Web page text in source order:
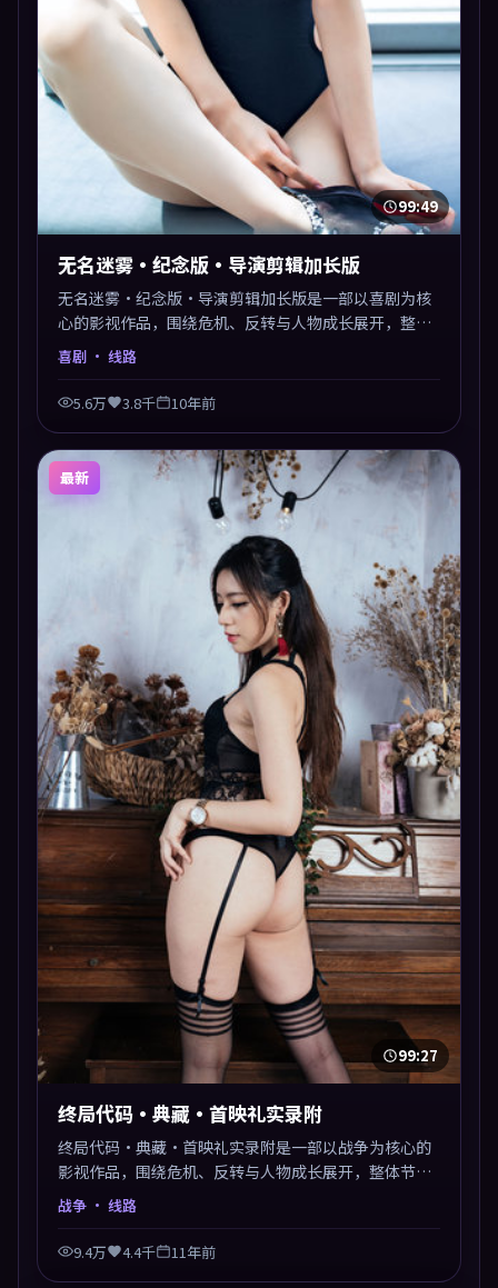
99:49
无名迷雾·纪念版·导演剪辑加长版
无名迷雾·纪念版·导演剪辑加长版是一部以喜剧为核
心的影视作品，围绕危机、反转与人物成长展开，整体
节奏紧凑，值得推荐观看。
喜剧 · 线路
5.6万 3.8千 10年前
最新
99:27
终局代码·典藏·首映礼实录附
终局代码·典藏·首映礼实录附是一部以战争为核心的
影视作品，围绕危机、反转与人物成长展开，整体节奏
紧凑，值得推荐观看。
战争 · 线路
9.4万 4.4千 11年前